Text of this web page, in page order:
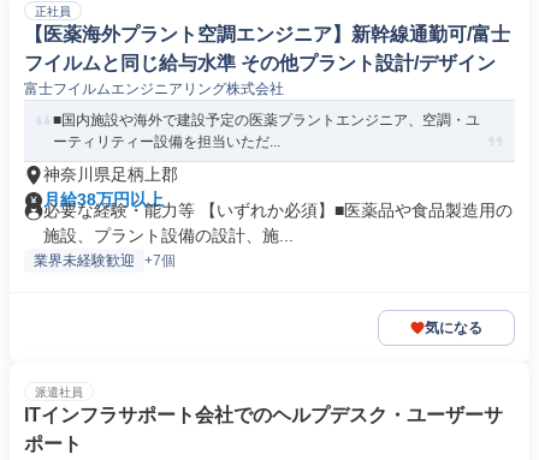
正社員
【医薬海外プラント空調エンジニア】新幹線通勤可/富士
フイルムと同じ給与水準 その他プラント設計/デザイン
富士フイルムエンジニアリング株式会社
■国内施設や海外で建設予定の医薬プラントエンジニア、空調・ユ
ーティリティー設備を担当いただ...
神奈川県足柄上郡
月給38万円以上
必要な経験・能力等 【いずれか必須】■医薬品や食品製造用の
施設、プラント設備の設計、施...
業界未経験歓迎 +7個
気になる
派遣社員
ITインフラサポート会社でのヘルプデスク・ユーザーサ
ポート